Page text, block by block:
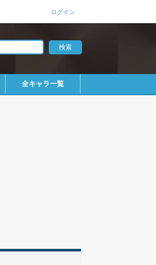
ログイン
全キャラ一覧